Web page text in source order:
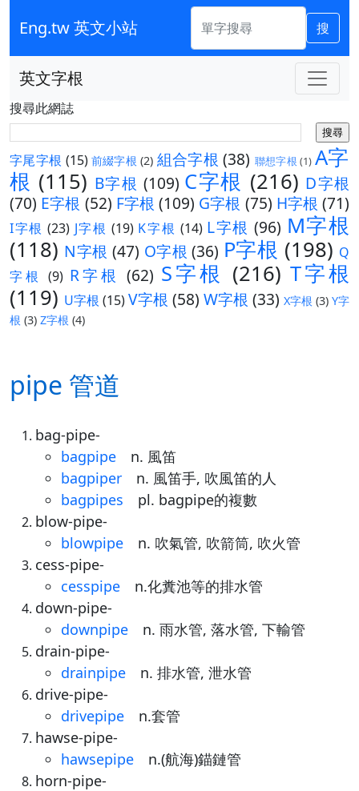
Eng.tw 英文小站 搜
英文字根
搜尋此網誌
字尾字根 (15) 前綴字根 (2) 組合字根 (38) 聯想字根 (1) A字
根 (115) B字根 (109) C字根 (216) D字根
(70) E字根 (52) F字根 (109) G字根 (75) H字根 (71)
I字根 (23) J字根 (19) K字根 (14) L字根 (96) M字根
(118) N字根 (47) O字根 (36) P字根 (198) Q
字根 (9) R字根 (62) S字根 (216) T字根
(119) U字根 (15)V字根 (58) W字根 (33) X字根 (3) Y字
根 (3) Z字根 (4)
pipe 管道
bag-pipe-
bagpipe n. 風笛
bagpiper n. 風笛手, 吹風笛的人
bagpipes pl. bagpipe的複數
blow-pipe-
blowpipe n. 吹氣管, 吹箭筒, 吹火管
cess-pipe-
cesspipe n.化糞池等的排水管
down-pipe-
downpipe n. 雨水管, 落水管, 下輸管
drain-pipe-
drainpipe n. 排水管, 泄水管
drive-pipe-
drivepipe n.套管
hawse-pipe-
hawsepipe n.(航海)錨鏈管
horn-pipe-